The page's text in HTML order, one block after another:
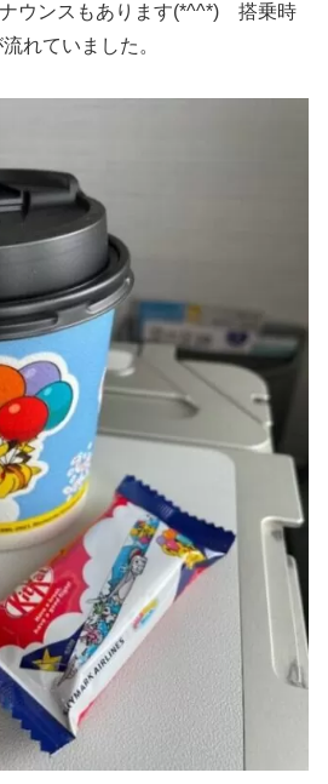
ウンスもあります(*^^*) 搭乗時
れていました。